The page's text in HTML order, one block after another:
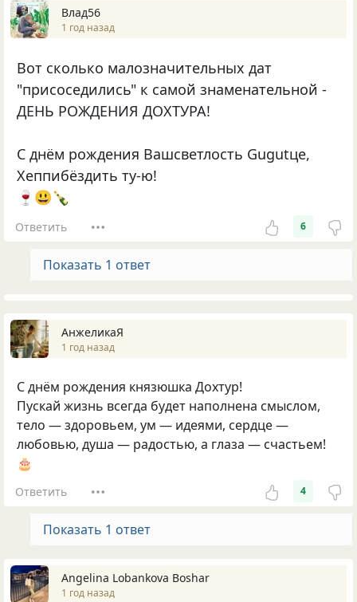
Влад56
1 год назад
Вот сколько малозначительных дат
"присоседились" к самой знаменательной -
ДЕНЬ РОЖДЕНИЯ ДОХТУРА!
С днём рождения Вашсветлость Gugutце,
Хеппибёздить ту-ю!
🍷😃🍾
Ответить 6
Показать 1 ответ
АнжеликаЯ
1 год назад
С днём рождения князюшка Дохтур!
Пускай жизнь всегда будет наполнена смыслом,
тело — здоровьем, ум — идеями, сердце —
любовью, душа — радостью, а глаза — счастьем!
🎂
Ответить 4
Показать 1 ответ
Angelina Lobankova Boshar
1 год назад